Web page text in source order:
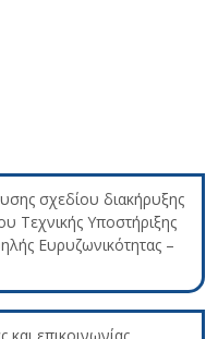
σχεδίου διακήρυξης
Τεχνικής Υποστήριξης
Ευρυζωνικότητας –